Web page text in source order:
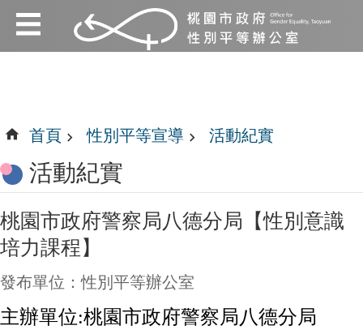
跳到主要內容區塊
:::
:::
首頁 性別平等宣導 活動紀實
活動紀實
桃園市政府警察局八德分局【性別意識
培力課程】
發布單位：性別平等辦公室
主辦單位:桃園市政府警察局八德分局